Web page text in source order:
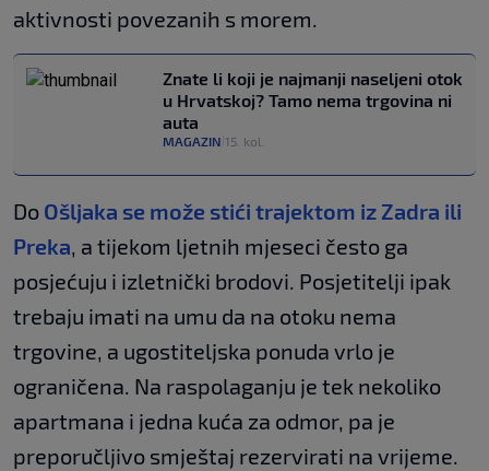
aktivnosti povezanih s morem.
Znate li koji je najmanji naseljeni otok
u Hrvatskoj? Tamo nema trgovina ni
auta
MAGAZIN 15. kol.
Do Ošljaka se može stići trajektom iz Zadra ili
Preka, a tijekom ljetnih mjeseci često ga
posjećuju i izletnički brodovi. Posjetitelji ipak
trebaju imati na umu da na otoku nema
trgovine, a ugostiteljska ponuda vrlo je
ograničena. Na raspolaganju je tek nekoliko
apartmana i jedna kuća za odmor, pa je
preporučljivo smještaj rezervirati na vrijeme.